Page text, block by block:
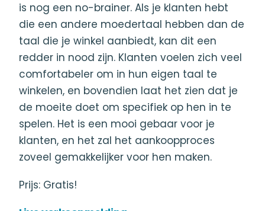
is nog een no-brainer. Als je klanten hebt
die een andere moedertaal hebben dan de
taal die je winkel aanbiedt, kan dit een
redder in nood zijn. Klanten voelen zich veel
comfortabeler om in hun eigen taal te
winkelen, en bovendien laat het zien dat je
de moeite doet om specifiek op hen in te
spelen. Het is een mooi gebaar voor je
klanten, en het zal het aankoopproces
zoveel gemakkelijker voor hen maken.
Prijs: Gratis!